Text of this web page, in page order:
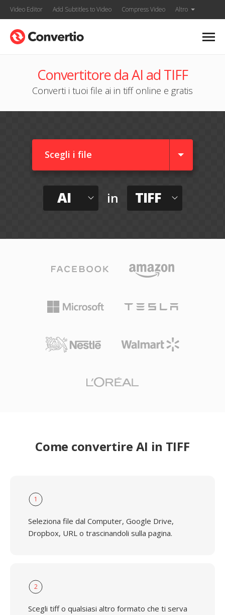
Video Editor Add Subtitles to Video Compress Video Altro
Convertitore da AI ad TIFF
Converti i tuoi file ai in tiff online e gratis
Scegli i file
AI in TIFF
Come convertire AI in TIFF
1
Seleziona file dal Computer, Google Drive,
Dropbox, URL o trascinandoli sulla pagina.
2
Scegli tiff o qualsiasi altro formato che ti serva